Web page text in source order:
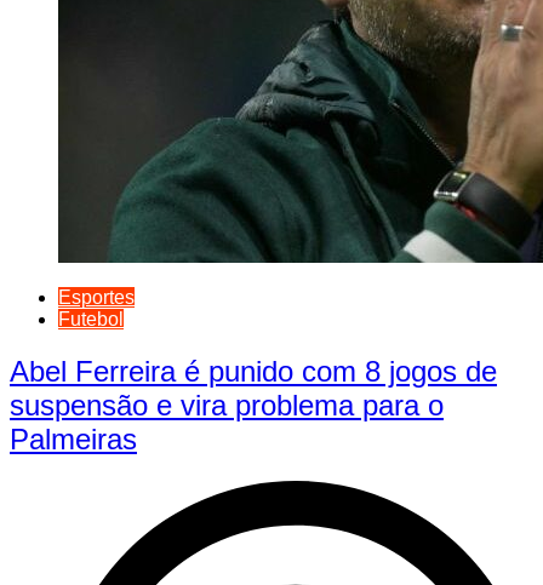
Esportes
Futebol
Abel Ferreira é punido com 8 jogos de
suspensão e vira problema para o
Palmeiras